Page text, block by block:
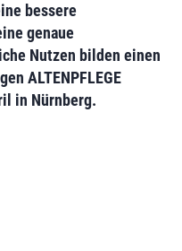
bessere
genaue
Nutzen bilden einen
ALTENPFLEGE
in Nürnberg.